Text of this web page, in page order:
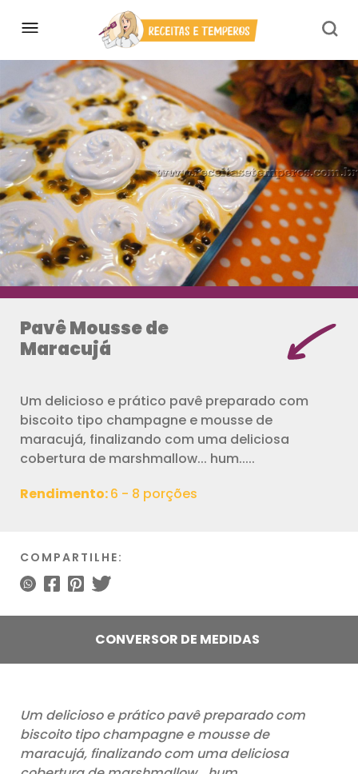
Pavê Mousse de
Maracujá
Um delicioso e prático pavê preparado com
biscoito tipo champagne e mousse de
maracujá, finalizando com uma deliciosa
cobertura de marshmallow... hum.....
Rendimento:6 - 8 porções
COMPARTILHE:
CONVERSOR DE MEDIDAS
Um delicioso e prático pavê preparado com
biscoito tipo champagne e mousse de
maracujá, finalizando com uma deliciosa